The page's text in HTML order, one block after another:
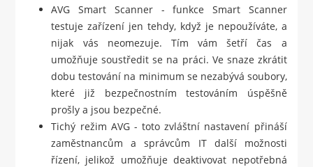
AVG Smart Scanner - funkce Smart Scanner
testuje zařízení jen tehdy, když je nepoužíváte, a
nijak vás neomezuje. Tím vám šetří čas a
umožňuje soustředit se na práci. Ve snaze zkrátit
dobu testování na minimum se nezabývá soubory,
které již bezpečnostním testováním úspěšně
prošly a jsou bezpečné.
Tichý režim AVG - toto zvláštní nastavení přináší
zaměstnancům a správcům IT další možnosti
řízení, jelikož umožňuje deaktivovat nepotřebná